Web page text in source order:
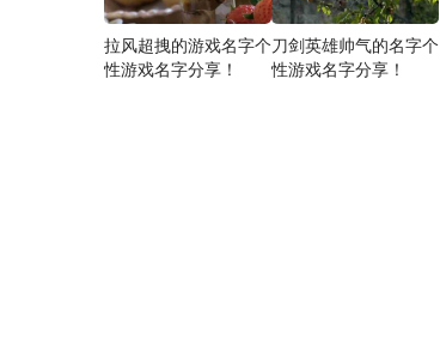
拉风超拽的游戏名字个
性游戏名字分享！
刀剑英雄帅气的名字个
性游戏名字分享！